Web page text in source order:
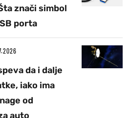
znači simbol
porta
da i dalje
iako ima
od
auto